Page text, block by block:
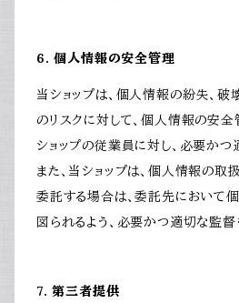
6. 個人情報の安全管理
当ショップは、個人情報の紛失、破
のリスクに対して、個人情報の安全
ショップの従業員に対し、必要かつ
また、当ショップは、個人情報の
委託する場合は、委託先において
図られるよう、必要かつ適切な監督
7. 第三者提供